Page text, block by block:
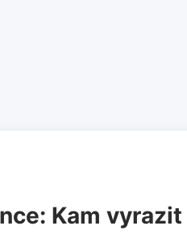
Kam vyrazit